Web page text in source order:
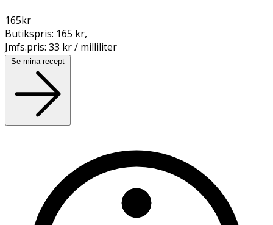
165kr
Butikspris: 165 kr,
Jmfs.pris: 33 kr / milliliter
Se mina recept